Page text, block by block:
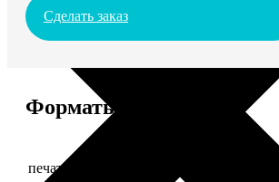
Сделать заказ
Форматы и цены
печать фото на холсте 20х20 на